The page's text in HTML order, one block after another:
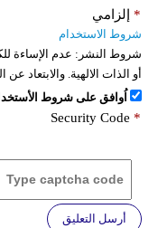
إلزامي *
شروط الاستخدام
شروط النشر: عدم الإساءة
أو الذات الالهية. والابتعاد
اُوافق على شروط
Security Code *
أرسل التعليق